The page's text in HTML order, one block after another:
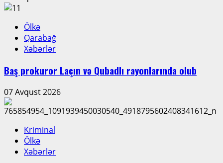
Ölkə
Qarabağ
Xəbərlər
Baş prokuror Laçın və Qubadlı rayonlarında olub
07 Avqust 2026
Kriminal
Ölkə
Xəbərlər